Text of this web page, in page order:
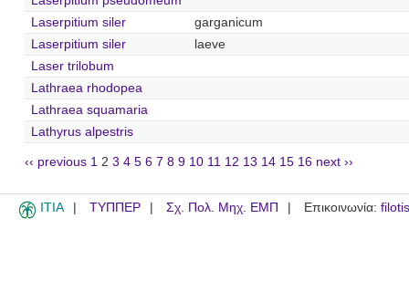
Laserpitium siler
garganicum
Laserpitium siler
laeve
Laser trilobum
Lathraea rhodopea
Lathraea squamaria
Lathyrus alpestris
‹‹ previous 1 2 3 4 5 6 7 8 9 10 11 12 13 14 15 16 next ››
ITIA ΤΥΠΠΕΡ Σχ. Πολ. Μηχ. ΕΜΠ Επικοινωνία: